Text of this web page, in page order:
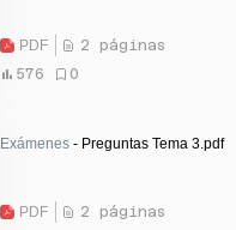
PDF
2 páginas
576
0
Exámenes - Preguntas Tema 3.pdf
PDF
2 páginas